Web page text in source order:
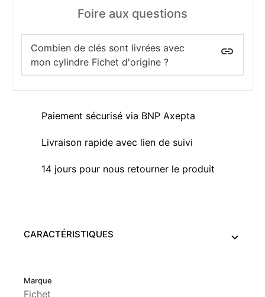
Foire aux questions
Combien de clés sont livrées avec
mon cylindre Fichet d'origine ?
insert_link
Paiement sécurisé via BNP Axepta
Livraison rapide avec lien de suivi
14 jours pour nous retourner le produit
CARACTÉRISTIQUES
Marque
Fichet